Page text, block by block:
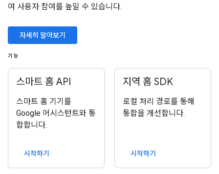
여 사용자 참여를 높일 수 있습니다.
자세히 알아보기
기능
스마트 홈 API
스마트 홈 기기를
Google 어시스턴트와 통
합합니다.
시작하기
지역 홈 SDK
로컬 처리 경로를 통해
통합을 개선합니다.
시작하기